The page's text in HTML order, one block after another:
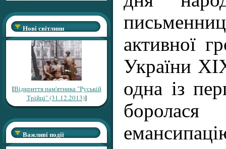
Нові світлини
[Відкриття пам'ятника "Руській
Трійці" (31.12.2013)]
Важливі події
активної
України
одна із